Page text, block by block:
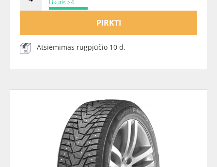
Likutis >4
PIRKTI
Atsiėmimas rugpjūčio 10 d.